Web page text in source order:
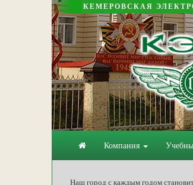
КЕМЕРОВСКАЯ
Компания
Наш город с каждым годом